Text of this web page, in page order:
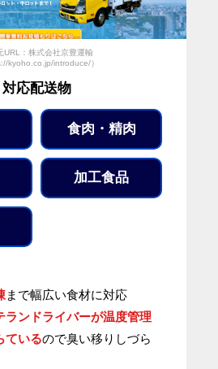
URL：株式会社京豊運輸
kyoho.co.jp/introduce/）
対応配送物
食肉・精肉
加工食品
まで幅広い食材に対応
ランドライバーが温度管理
ているので臭い移りしづら